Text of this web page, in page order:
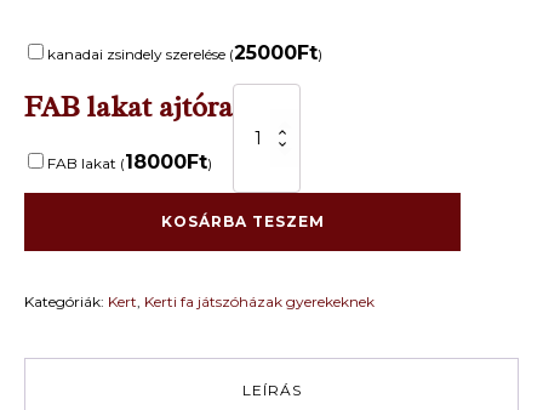
kanadai zsindely szerelése (25000Ft)
FAB lakat ajtóra
FAB lakat (18000Ft)
játszóház
gyerekek
CECILIA
1,5
m
KOSÁRBA TESZEM
Kategóriák: Kert, Kerti fa játszóházak gyerekeknek
LEÍRÁS